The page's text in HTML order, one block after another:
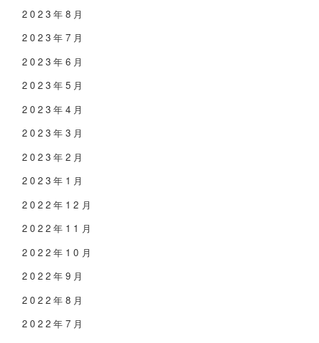
2023年8月
2023年7月
2023年6月
2023年5月
2023年4月
2023年3月
2023年2月
2023年1月
2022年12月
2022年11月
2022年10月
2022年9月
2022年8月
2022年7月